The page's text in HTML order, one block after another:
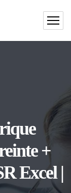
+
Excel |